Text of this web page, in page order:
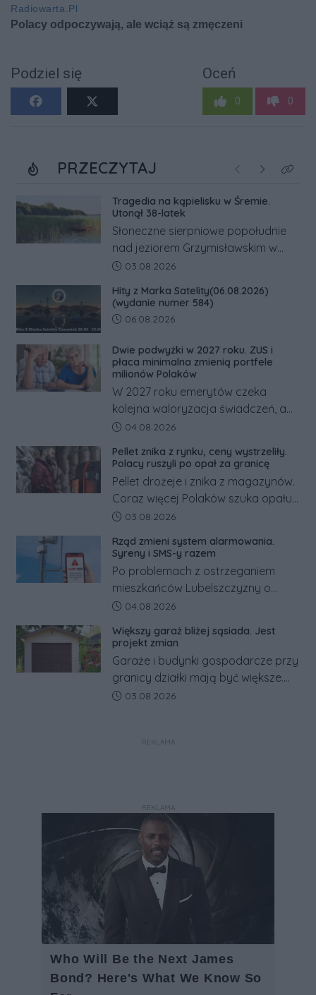
Podziel się Oceń
0 0
PRZECZYTAJ Poprzednie
NastępneKliknij
Tragedia na kąpielisku w Śremie.
Utonął 38-latek
Słoneczne sierpniowe popołudnie
nad jeziorem Grzymisławskim w
powiecie śremskim zakończyło się
odwrócić nawet natychmiastowe
działania służb ratunkowych.
Data dodania artykułu:
03.08.2026
Hity z Marka Satelity(06.08.2026)
(wydanie numer 584)
Data dodania artykułu:
06.08.2026
Dwie podwyżki w 2027 roku. ZUS i
płaca minimalna zmienią portfele
milionów Polaków
W 2027 roku emerytów czeka
kolejna waloryzacja świadczeń, a
pracowników podwyżka płacy
tym zmianom zyskają.
Data dodania artykułu:
04.08.2026
Pellet znika z rynku, ceny wystrzeliły.
Polacy ruszyli po opał za granicę
Pellet drożeje i znika z magazynów.
Coraz więcej Polaków szuka opału
za granicą, gdzie bywa nawet
Co się dzieje?
Data dodania artykułu:
03.08.2026
Rząd zmieni system alarmowania.
Syreny i SMS-y razem
Po problemach z ostrzeganiem
mieszkańców Lubelszczyzny o
rosyjskim zagrożeniu rząd
alarmowych, alertów RCB i aplikacji
w jeden system.
Data dodania artykułu:
04.08.2026
Większy garaż bliżej sąsiada. Jest
projekt zmian
Garaże i budynki gospodarcze przy
granicy działki mają być większe.
Projekt zaostrza też zasady
Data dodania artykułu:
03.08.2026
REKLAMA
REKLAMA